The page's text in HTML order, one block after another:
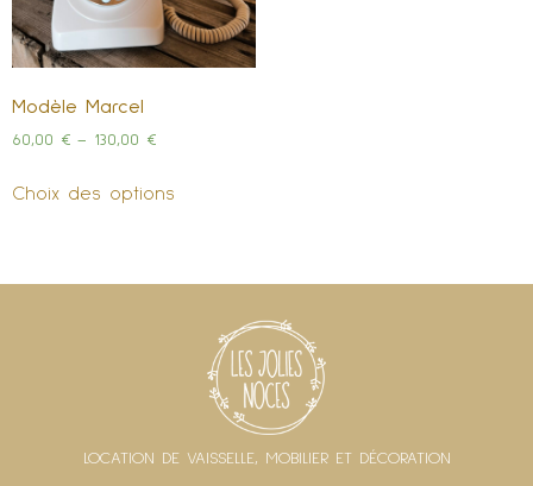
Modèle Marcel
60,00 € – 130,00 €
Choix des options
LOCATION DE VAISSELLE, MOBILIER ET DÉCORATION